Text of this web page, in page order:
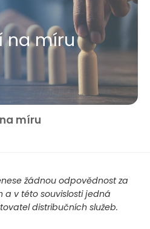
na míru
míru
žádnou odpovědnost za
a v této souvislosti jedná
distribučních služeb.